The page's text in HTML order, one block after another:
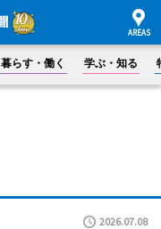
暮らす・働く 学ぶ・知る
2026.07.08